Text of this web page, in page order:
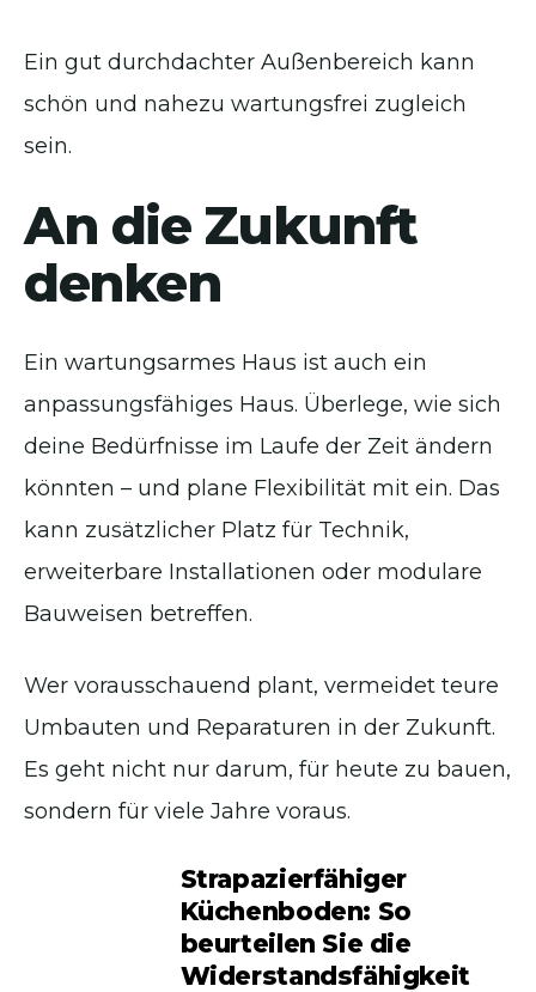
Ein gut durchdachter Außenbereich kann
schön und nahezu wartungsfrei zugleich
sein.
An die Zukunft
denken
Ein wartungsarmes Haus ist auch ein
anpassungsfähiges Haus. Überlege, wie sich
deine Bedürfnisse im Laufe der Zeit ändern
könnten – und plane Flexibilität mit ein. Das
kann zusätzlicher Platz für Technik,
erweiterbare Installationen oder modulare
Bauweisen betreffen.
Wer vorausschauend plant, vermeidet teure
Umbauten und Reparaturen in der Zukunft.
Es geht nicht nur darum, für heute zu bauen,
sondern für viele Jahre voraus.
Strapazierfähiger
Küchenboden: So
beurteilen Sie die
Widerstandsfähigkeit